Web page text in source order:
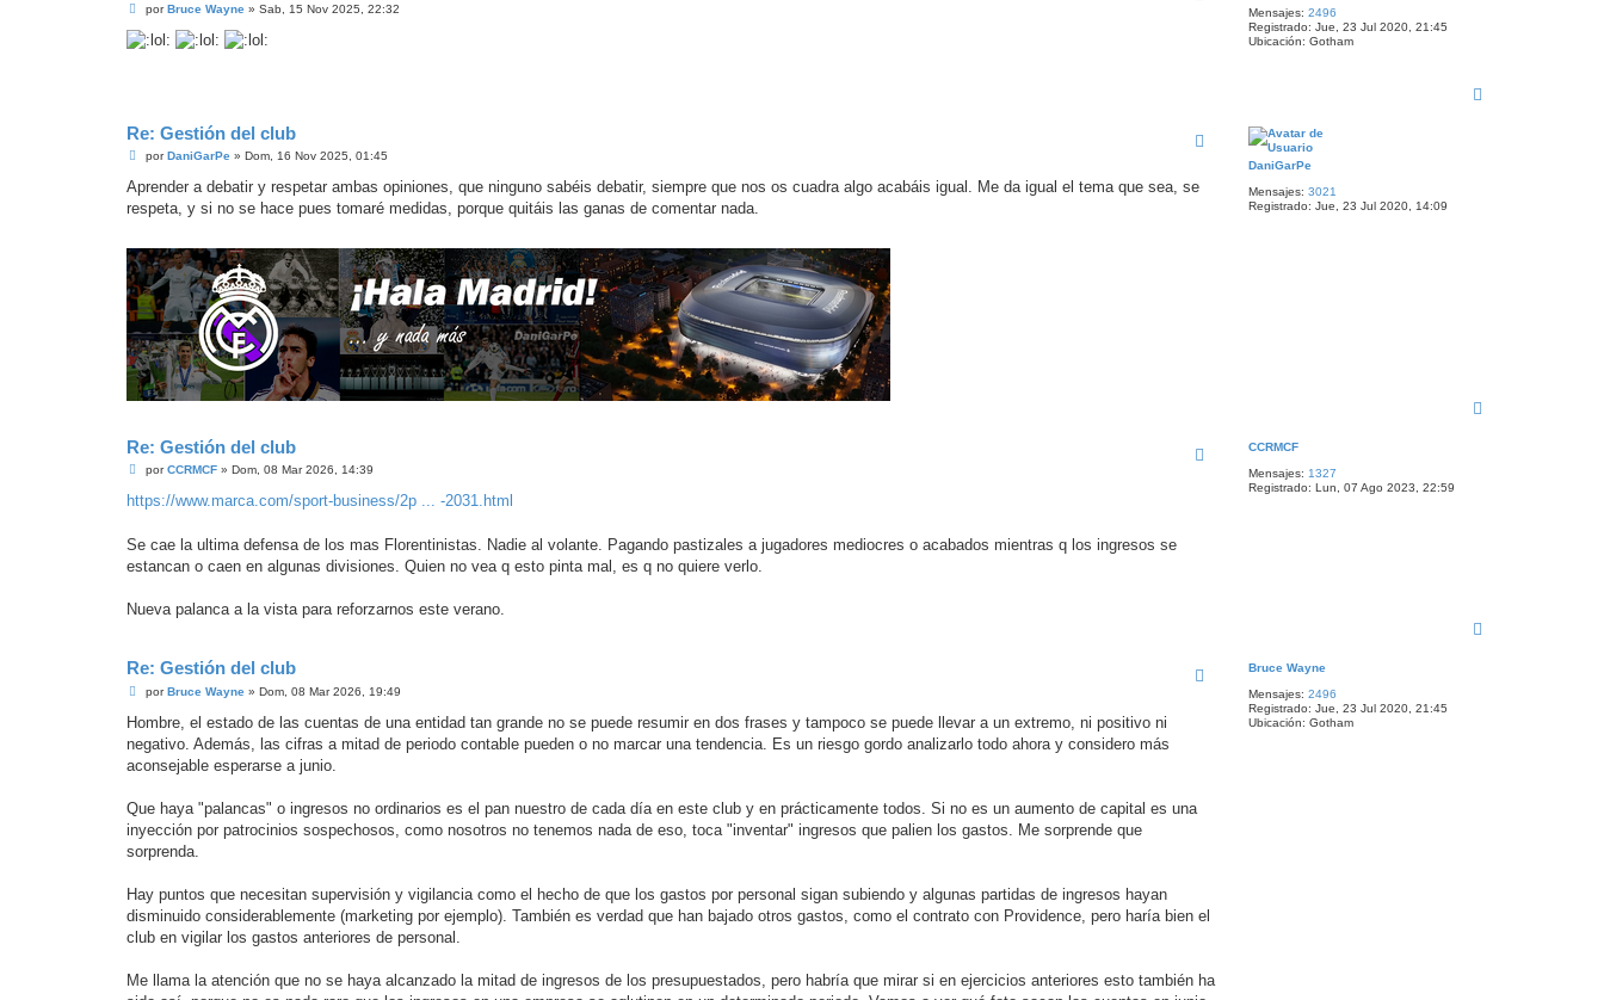
Mensajes: 2496
Registrado: Jue, 23 Jul 2020, 21:45
Ubicación: Gotham
M
n
s
porBruce Wayne» Sab, 15 Nov 2025, 22:32
DaniGarPe
Mensajes: 3021
Registrado: Jue, 23 Jul 2020, 14:09
Re: Gestión del club
M
n
a
porDaniGarPe» Dom, 16 Nov 2025, 01:45
Aprender a debatir y respetar ambas opiniones, que ninguno sabéis debatir, siempre que nos os cuadra algo acabáis igual. Me da igual el tema que sea, se
respeta, y si no se hace pues tomaré medidas, porque quitáis las ganas de comentar nada.
CCRMCF
Mensajes: 1327
Registrado: Lun, 07 Ago 2023, 22:59
Re: Gestión del club
M
n
s
j
e
porCCRMCF» Dom, 08 Mar 2026, 14:39
https://www.marca.com/sport-business/2p ... -2031.html
Se cae la ultima defensa de los mas Florentinistas. Nadie al volante. Pagando pastizales a jugadores mediocres o acabados mientras q los ingresos se
estancan o caen en algunas divisiones. Quien no vea q esto pinta mal, es q no quiere verlo.
Nueva palanca a la vista para reforzarnos este verano.
Bruce Wayne
Mensajes: 2496
Registrado: Jue, 23 Jul 2020, 21:45
Ubicación: Gotham
Re: Gestión del club
M
n
a
j
porBruce Wayne» Dom, 08 Mar 2026, 19:49
Hombre, el estado de las cuentas de una entidad tan grande no se puede resumir en dos frases y tampoco se puede llevar a un extremo, ni positivo ni
negativo. Además, las cifras a mitad de periodo contable pueden o no marcar una tendencia. Es un riesgo gordo analizarlo todo ahora y considero más
aconsejable esperarse a junio.
Que haya "palancas" o ingresos no ordinarios es el pan nuestro de cada día en este club y en prácticamente todos. Si no es un aumento de capital es una
inyección por patrocinios sospechosos, como nosotros no tenemos nada de eso, toca "inventar" ingresos que palien los gastos. Me sorprende que
sorprenda.
Hay puntos que necesitan supervisión y vigilancia como el hecho de que los gastos por personal sigan subiendo y algunas partidas de ingresos hayan
disminuido considerablemente (marketing por ejemplo). También es verdad que han bajado otros gastos, como el contrato con Providence, pero haría bien el
club en vigilar los gastos anteriores de personal.
Me llama la atención que no se haya alcanzado la mitad de ingresos de los presupuestados, pero habría que mirar si en ejercicios anteriores esto también ha